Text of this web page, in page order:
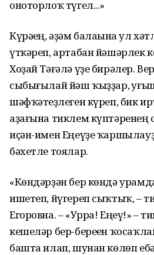
оноторлоҡ түгел...»
Күрәһең, әҙәм балаһына ул
үткәреп, артабан йәшәрлек
Хоҙай Тәғәлә үҙе бирәлер.
сыбығылай йәш ҡыҙҙар,
шәфҡәтһеҙлеген күреп, бик
аҙағына тиклем күптәренең
иҫән-имен Еңеүҙе
бәхетле тоялар.
«Көндәрҙән бер көндә
ишетеп, йүгереп сыҡтыҡ, –
Егоровна. – «Урра! Еңеү!» –
кешеләр бер-береһен
башта илап, шунан көлөп